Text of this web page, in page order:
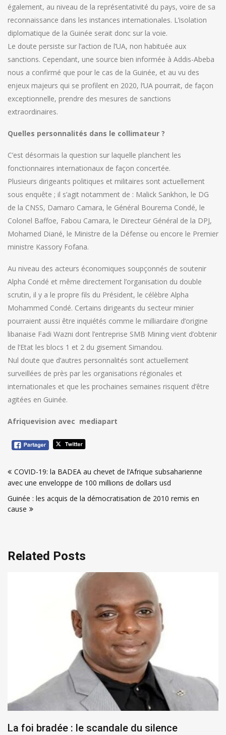
également, au niveau de la représentativité du pays, voire de sa
reconnaissance dans les instances internationales. L’isolation
diplomatique de la Guinée serait donc sur la voie.
Le doute persiste sur l’action de l’UA, non habituée aux
sanctions. Cependant, une source bien informée à Addis-Abeba
nous a confirmé que pour le cas de la Guinée, et au vu des
enjeux majeurs qui se profilent en 2020, l’UA pourrait, de façon
exceptionnelle, prendre des mesures de sanctions
extraordinaires.
Quelles personnalités dans le collimateur ?
C’est désormais la question sur laquelle planchent les
fonctionnaires internationaux de façon concertée.
Plusieurs dirigeants politiques et militaires sont actuellement
sous enquête ; il s’agit notamment de : Malick Sankhon, le DG
de la CNSS, Damaro Camara, le Général Bourema Condé, le
Colonel Baffoe, Fabou Camara, le Directeur Général de la DPJ,
Mohamed Diané, le Ministre de la Défense ou encore le Premier
ministre Kassory Fofana.
Au niveau des acteurs économiques soupçonnés de soutenir
Alpha Condé et même directement l’organisation du double
scrutin, il y a le propre fils du Président, le célèbre Alpha
Mohammed Condé. Certains dirigeants du secteur minier
pourraient aussi être inquiétés comme le milliardaire d’origine
libanaise Fadi Wazni dont l’entreprise SMB Mining vient d’obtenir
de l’Etat les blocs 1 et 2 du gisement Simandou.
Nul doute que d’autres personnalités sont actuellement
surveillées de près par les organisations régionales et
internationales et que les prochaines semaines risquent d’être
agitées en Guinée.
Afriquevision avec mediapart
de
l’article
COVID-19: la BADEA au chevet de l’Afrique subsaharienne
avec une enveloppe de 100 millions de dollars usd
Guinée : les acquis de la démocratisation de 2010 remis en
cause
Related Posts
La foi bradée : le scandale du silence